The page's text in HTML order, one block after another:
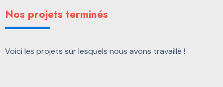
Nos projets terminés
Voici les projets sur lesquels nous avons travaillé !